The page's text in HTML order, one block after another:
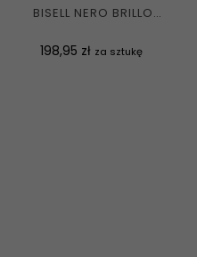
BISELL NERO BRILLO
Cena
198,95 zł za sztukę